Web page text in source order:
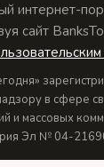
интернет-
сайт
в сфере
и массовых
Эл № 04-